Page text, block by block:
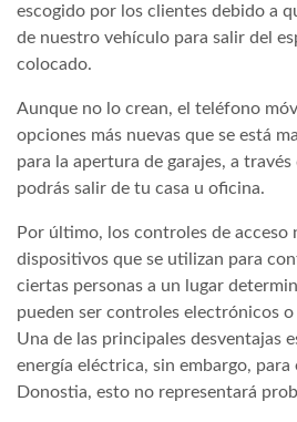
escogido por los clientes debido a
de nuestro vehículo para salir del
colocado.
Aunque no lo crean, el teléfono
opciones más nuevas que se está
para la apertura de garajes, a
podrás salir de tu casa u oficina.
Por último, los controles de acceso
dispositivos que se utilizan para
ciertas personas a un lugar
pueden ser controles electrónicos
Una de las principales desventajas
energía eléctrica, sin embargo, para
Donostia, esto no representará